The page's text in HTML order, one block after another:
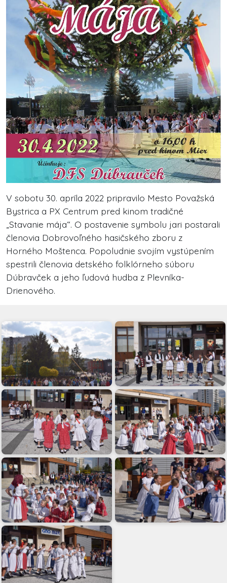
V sobotu 30. apríla 2022 pripravilo Mesto Považská
Bystrica a PX Centrum pred kinom tradičné
„Stavanie mája“. O postavenie symbolu jari postarali
členovia Dobrovoľného hasičského zboru z
Horného Moštenca. Popoludnie svojím vystúpením
spestrili členovia detského folklórneho súboru
Dúbravček a jeho ľudová hudba z Plevníka-
Drienového.